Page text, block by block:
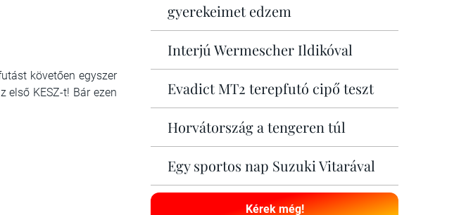
követően egyszer
első KESZ-t! Bár ezen
gyerekeimet edzem
Interjú Wermescher Ildikóval
Evadict MT2 terepfutó cipő teszt
Horvátország a tengeren túl
Egy sportos nap Suzuki Vitarával
Kérek még!